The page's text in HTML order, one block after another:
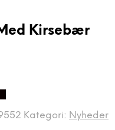
Kirsebær
Kategori: Nyheder